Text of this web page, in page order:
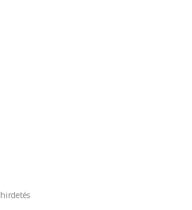
hirdetés